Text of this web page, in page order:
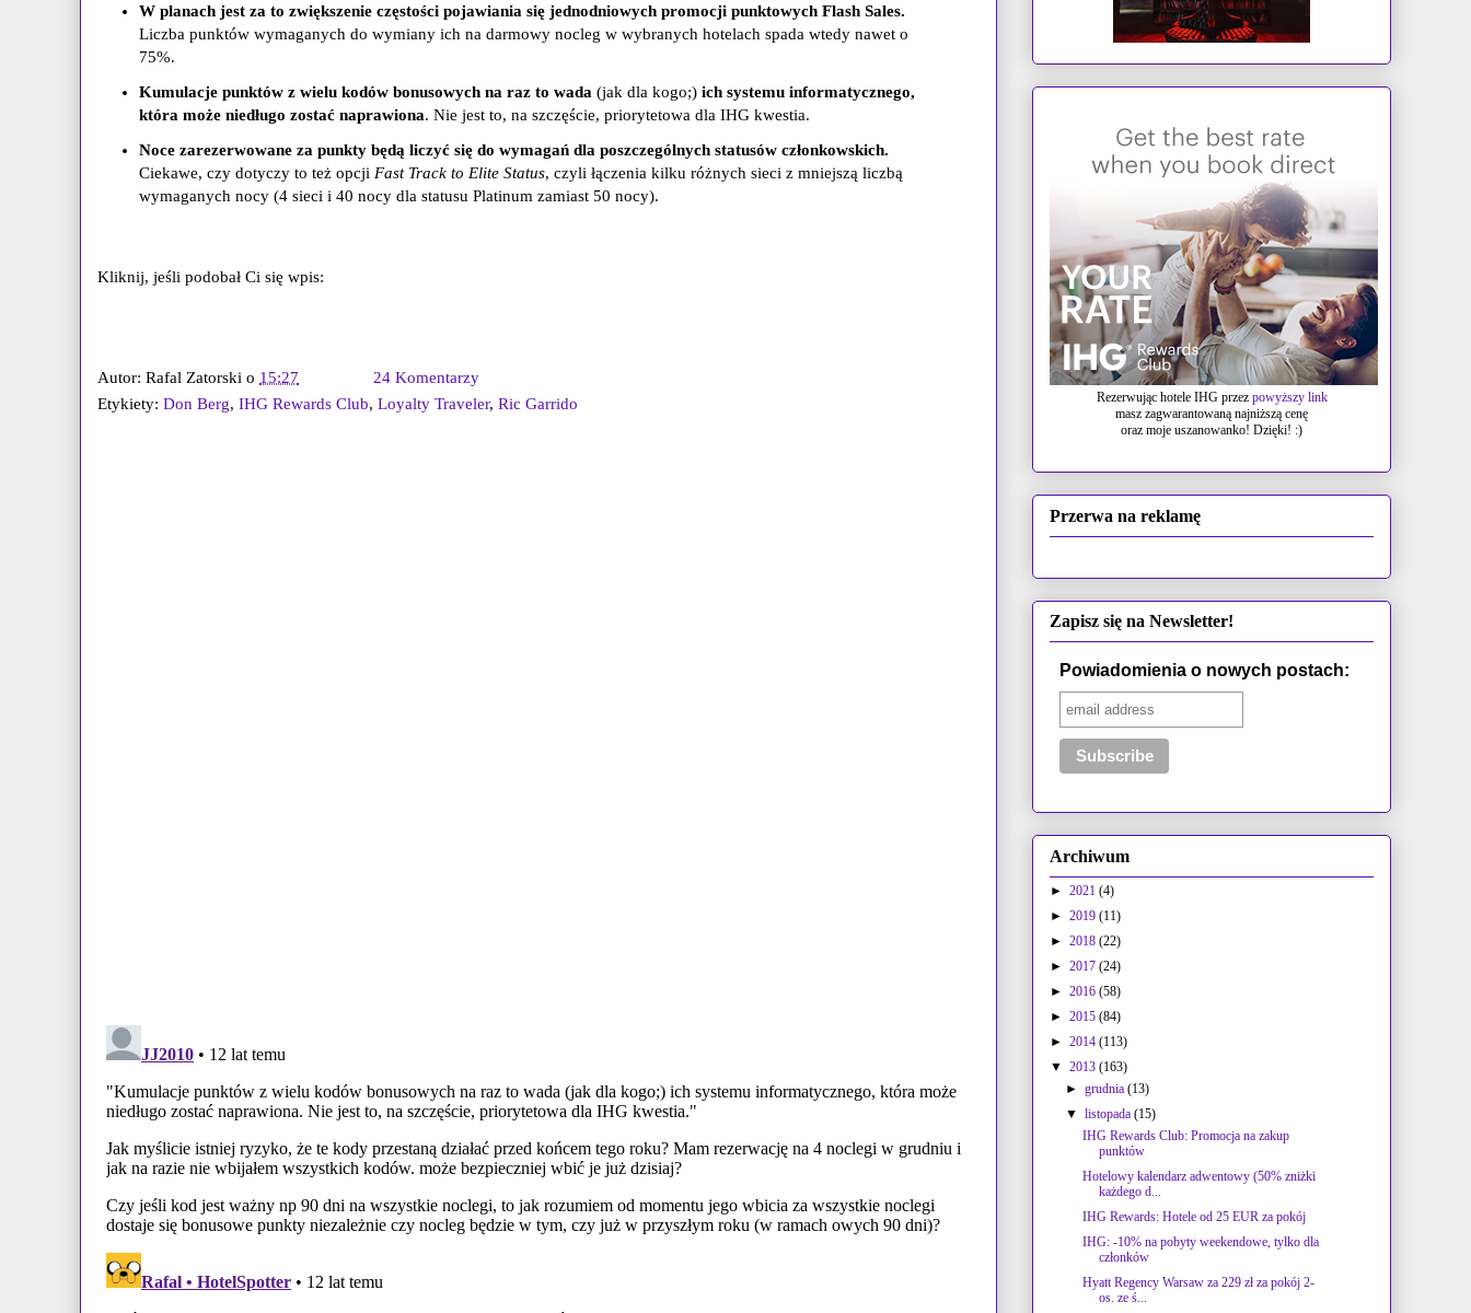
W planach jest za to zwiększenie częstości pojawiania się jednodniowych promocji punktowych Flash Sales.
Liczba punktów wymaganych do wymiany ich na darmowy nocleg w wybranych hotelach spada wtedy nawet o
75%.
Kumulacje punktów z wielu kodów bonusowych na raz to wada (jak dla kogo;)ich systemu informatycznego,
która może niedługo zostać naprawiona. Nie jest to, na szczęście, priorytetowa dla IHG kwestia.
Noce zarezerwowane za punkty będą liczyć się do wymagań dla poszczególnych statusów członkowskich.
Ciekawe, czy dotyczy to też opcji Fast Track to Elite Status, czyli łączenia kilku różnych sieci z mniejszą liczbą
wymaganych nocy (4 sieci i 40 nocy dla statusu Platinum zamiast 50 nocy).
Kliknij, jeśli podobał Ci się wpis:
Autor: Rafal Zatorski o 15:27
24 Komentarzy
Etykiety: Don Berg, IHG Rewards Club, Loyalty Traveler, Ric Garrido Rezerwując hotele IHG przez powyższy link
masz zagwarantowaną najniższą cenę
oraz moje uszanowanko! Dzięki! :)
Przerwa na reklamę
Zapisz się na Newsletter!
Powiadomienia o nowych postach:
Archiwum
► 2021 (4)
► 2019 (11)
► 2018 (22)
► 2017 (24)
► 2016 (58)
► 2015 (84)
► 2014 (113)
▼ 2013 (163)
►grudnia(13)
▼listopada(15)
IHG Rewards Club: Promocja na zakup
punktów
Hotelowy kalendarz adwentowy (50% zniżki
każdego d...
IHG Rewards: Hotele od 25 EUR za pokój
IHG: -10% na pobyty weekendowe, tylko dla
członków
Hyatt Regency Warsaw za 229 zł za pokój 2-
os. ze ś...